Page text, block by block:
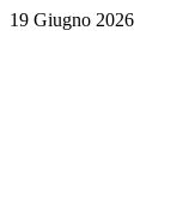
19 Giugno 2026